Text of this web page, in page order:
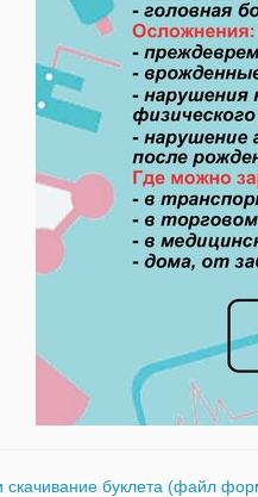
скачивание буклета (файл